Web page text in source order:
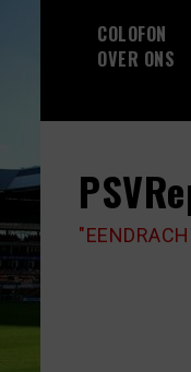
COLOFON
OVER ONS